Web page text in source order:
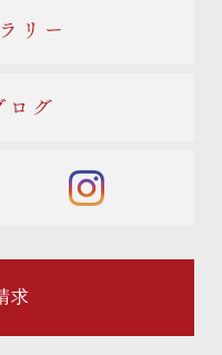
フォトギャラリー
スタッフブログ
instagram
求